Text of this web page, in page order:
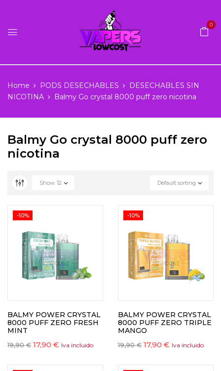
0
Home PODS DESECHABLES
DESECHABLES SIN
NICOTINA
Balmy Go crystal 8000 puff zero nicotina
Balmy Go crystal 8000 puff zero
nicotina
Default sorting
Show 12
-10%
BALMY POWER CRYSTAL
8000 PUFF ZERO FRESH
MINT
19,90€ 17,90 € Iva incluido
-10%
BALMY POWER CRYSTAL
8000 PUFF ZERO TRIPLE
MANGO
19,90€ 17,90 € Iva incluido